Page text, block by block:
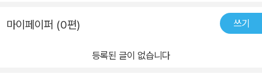
이렇게게임이 대중문화에서 차지하는 비중과 의미,그간의 누명과 오
책은 게임에 대한 변명이나 게임의 문화적 의미를 설파하지 않는다.
마이페이퍼 (0편) 쓰기
등록된 글이 없습니다